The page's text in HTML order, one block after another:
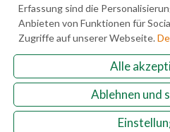
Familie Hedegger
Martin
+43(0)6463 7141
Erfassung sind die
Anbieten von Funktionen für
Zugriffe auf unserer Webseite.
Alle
Ablehnen und